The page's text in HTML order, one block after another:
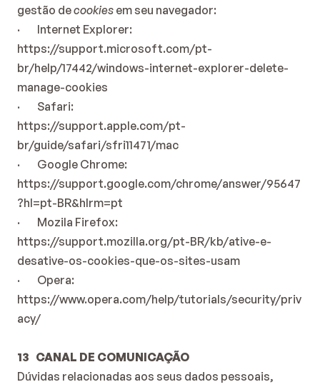
gestão de cookies em seu navegador:
·        Internet Explorer:
https://support.microsoft.com/pt-
br/help/17442/windows-internet-explorer-delete-
manage-cookies
·        Safari:
https://support.apple.com/pt-
br/guide/safari/sfri11471/mac
·        Google Chrome:
https://support.google.com/chrome/answer/95647
?hl=pt-BR&hlrm=pt
·        Mozila Firefox:
https://support.mozilla.org/pt-BR/kb/ative-e-
desative-os-cookies-que-os-sites-usam
·        Opera:
https://www.opera.com/help/tutorials/security/priv
acy/
13   CANAL DE COMUNICAÇÃO
Dúvidas relacionadas aos seus dados pessoais,